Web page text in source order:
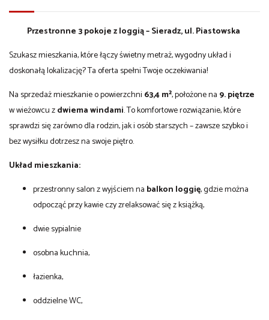
Przestronne 3 pokoje z loggią – Sieradz, ul. Piastowska
Szukasz mieszkania, które łączy świetny metraż, wygodny układ i
doskonałą lokalizację? Ta oferta spełni Twoje oczekiwania!
Na sprzedaż mieszkanie o powierzchni 63,4 m², położone na 9. piętrze
w wieżowcu zdwiema windami. To komfortowe rozwiązanie, które
sprawdzi się zarówno dla rodzin, jak i osób starszych – zawsze szybko i
bez wysiłku dotrzesz na swoje piętro.
Układ mieszkania:
przestronny salon z wyjściem na balkon loggię, gdzie można
odpocząć przy kawie czy zrelaksować się z książką,
dwie sypialnie
osobna kuchnia,
łazienka,
oddzielne WC,